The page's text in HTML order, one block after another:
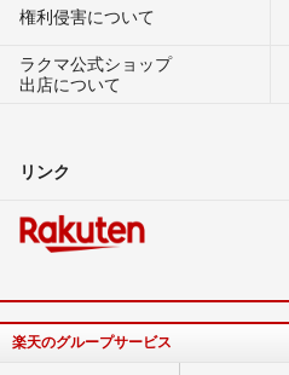
権利侵害について
ラクマ公式ショップ
出店について
リンク
楽天のグループサービス